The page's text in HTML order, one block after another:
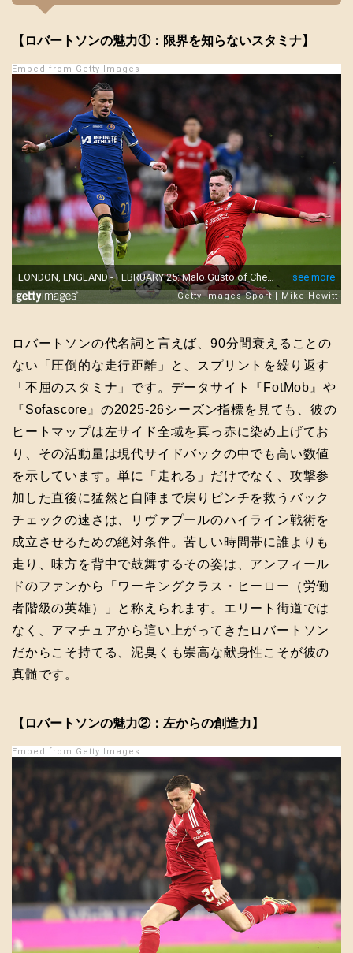
【ロバートソンの魅力①：限界を知らないスタミナ】
Embed from Getty Images
ロバートソンの代名詞と言えば、90分間衰えることの
ない「圧倒的な走行距離」と、スプリントを繰り返す
「不屈のスタミナ」です。データサイト『FotMob』や
『Sofascore』の2025-26シーズン指標を見ても、彼の
ヒートマップは左サイド全域を真っ赤に染め上げてお
り、その活動量は現代サイドバックの中でも高い数値
を示しています。単に「走れる」だけでなく、攻撃参
加した直後に猛然と自陣まで戻りピンチを救うバック
チェックの速さは、リヴァプールのハイライン戦術を
成立させるための絶対条件。苦しい時間帯に誰よりも
走り、味方を背中で鼓舞するその姿は、アンフィール
ドのファンから「ワーキングクラス・ヒーロー（労働
者階級の英雄）」と称えられます。エリート街道では
なく、アマチュアから這い上がってきたロバートソン
だからこそ持てる、泥臭くも崇高な献身性こそが彼の
真髄です。
【ロバートソンの魅力②：左からの創造力】
Embed from Getty Images